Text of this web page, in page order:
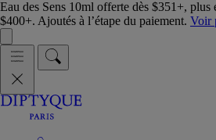
Eau des Sens 10ml offerte dès $351+, plus
$400+. Ajoutés à l’étape du paiement. Voir